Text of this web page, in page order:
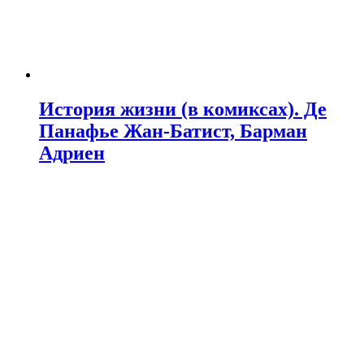
История жизни (в комиксах). Де
Панафье Жан-Батист, Барман
Адриен